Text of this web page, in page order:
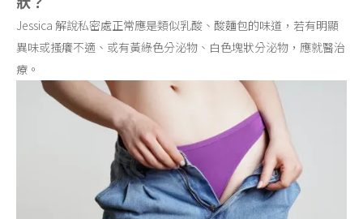
Jessica 解說私密處正常應是類似乳酸、酸麵包的味道，若有明顯
異味或搔癢不適、或有黃綠色分泌物、白色塊狀分泌物，應就醫治
療。